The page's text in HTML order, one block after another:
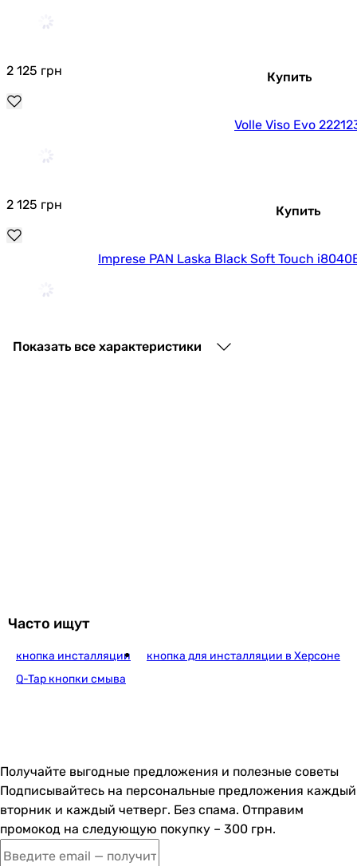
2 125 грн Купить
Volle Viso Evo
2 125 грн Купить
Imprese PAN Laska Black Soft Touch
2 125 Купить
Imprese I-Frame
Koller Pool Orion Cosmo KP-228-
Показать все характеристики
Часто ищут
кнопка инсталляции
кнопка для инсталляции в Херсоне
Q-Tap кнопки смыва
Получайте выгодные предложения и полезные советы
Подписывайтесь на персональные предложения каждый
вторник и каждый четверг. Без спама. Отправим
промокод на следующую покупку – 300 грн.